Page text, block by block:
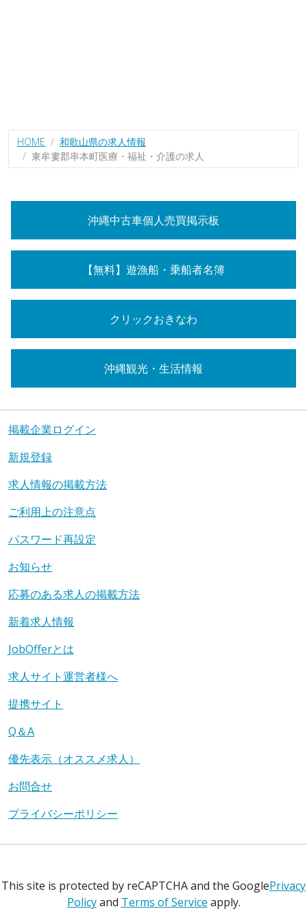
HOME
和歌山県の求人情報
東牟婁郡串本町医療・福祉・介護の求人
沖縄中古車個人売買掲示板
【無料】遊漁船・乗船者名簿
クリックおきなわ
沖縄観光・生活情報
掲載企業ログイン
新規登録
求人情報の掲載方法
ご利用上の注意点
パスワード再設定
お知らせ
応募のある求人の掲載方法
新着求人情報
JobOfferとは
求人サイト運営者様へ
提携サイト
Q＆A
優先表示（オススメ求人）
お問合せ
プライバシーポリシー
This site is protected by reCAPTCHA and the GooglePrivacy
Policyand Terms of Service apply.